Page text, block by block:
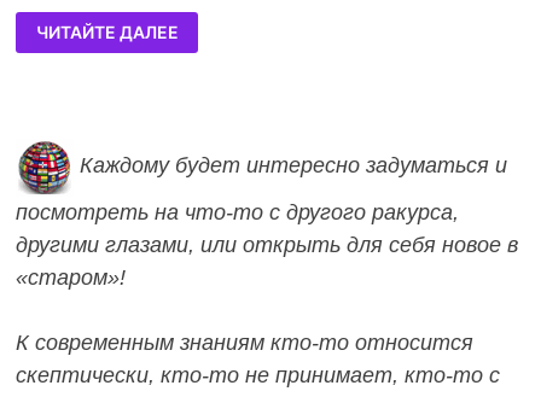
ЧИТАЙТЕ ДАЛЕЕ
Каждому будет интересно задуматься и
посмотреть на что-то с другого ракурса,
другими глазами, или открыть для себя новое в
«старом»!
К современным знаниям кто-то относится
скептически, кто-то не принимает, кто-то с